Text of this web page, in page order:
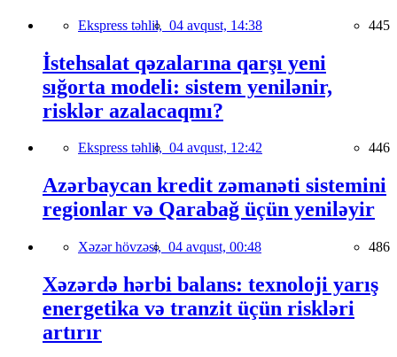
Ekspress təhlil, 04 avqust, 14:38 445
İstehsalat qəzalarına qarşı yeni
sığorta modeli: sistem yenilənir,
risklər azalacaqmı?
Ekspress təhlil, 04 avqust, 12:42 446
Azərbaycan kredit zəmanəti sistemini
regionlar və Qarabağ üçün yeniləyir
Xəzər hövzəsi, 04 avqust, 00:48 486
Xəzərdə hərbi balans: texnoloji yarış
energetika və tranzit üçün riskləri
artırır